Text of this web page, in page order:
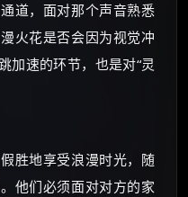
道，面对那个声音熟悉
火花是否会因为视觉冲
加速的环节，也是对“灵
胜地享受浪漫时光，随
他们必须面对对方的家
Ko-fi 赐茶